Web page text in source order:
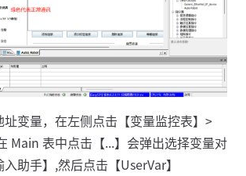
变量，在左侧点击【变量监控表】>
Main 表中点击【...】会弹出选择变量对
助手】,然后点击【UserVar】